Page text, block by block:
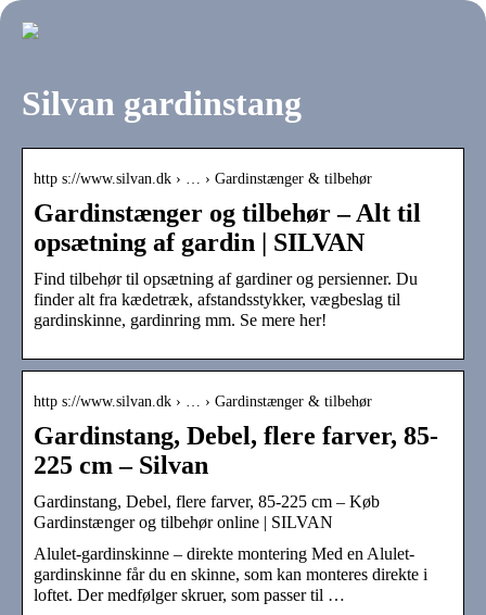
Silvan gardinstang
http s://www.silvan.dk › … › Gardinstænger & tilbehør
Gardinstænger og tilbehør – Alt til
opsætning af gardin | SILVAN
Find tilbehør til opsætning af gardiner og persienner. Du
finder alt fra kædetræk, afstandsstykker, vægbeslag til
gardinskinne, gardinring mm. Se mere her!
http s://www.silvan.dk › … › Gardinstænger & tilbehør
Gardinstang, Debel, flere farver, 85-
225 cm – Silvan
Gardinstang, Debel, flere farver, 85-225 cm – Køb
Gardinstænger og tilbehør online | SILVAN
Alulet-gardinskinne – direkte montering Med en Alulet-
gardinskinne får du en skinne, som kan monteres direkte i
loftet. Der medfølger skruer, som passer til …